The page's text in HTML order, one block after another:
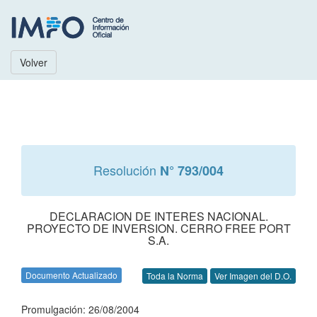
Volver
Resolución N° 793/004
DECLARACION DE INTERES NACIONAL.
PROYECTO DE INVERSION. CERRO FREE PORT
S.A.
Documento Actualizado Toda la Norma Ver Imagen del D.O.
Promulgación: 26/08/2004